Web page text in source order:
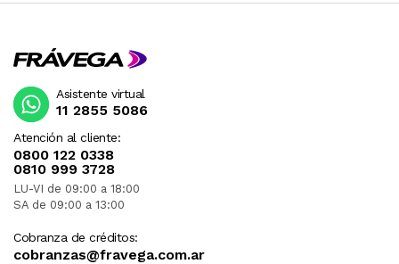
Atención al cliente:
0800 122 0338
0810 999 3728
LU-VI de 09:00 a 18:00
SA de 09:00 a 13:00
Cobranza de créditos:
cobranzas@fravega.com.ar
Asistente virtual
11 2855 5086